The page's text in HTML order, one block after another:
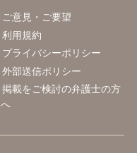
ご意見・ご要望
利用規約
プライバシーポリシー
外部送信ポリシー
掲載をご検討の弁護士の方
へ